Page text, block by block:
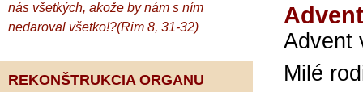
nás všetkých, akože by nám s ním
nedaroval všetko!?(Rim 8, 31-32)
REKONŠTRUKCIA ORGANU
Advent
Milé